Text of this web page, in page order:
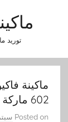
توريد
ماكينة
602 ماركة المهندس منسي 01211116958
Posted on سبتمبر